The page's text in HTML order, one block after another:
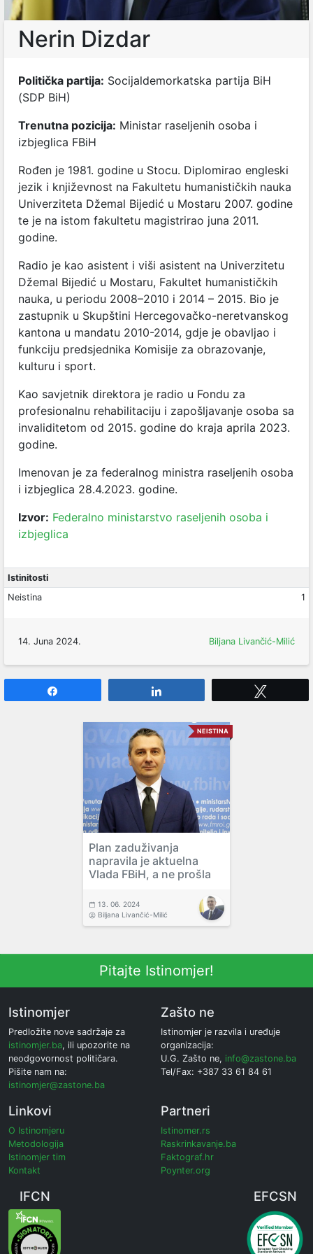
Nerin Dizdar
Politička partija: Socijaldemorkatska partija BiH
(SDP BiH)
Trenutna pozicija: Ministar raseljenih osoba i
izbjeglica FBiH
Rođen je 1981. godine u Stocu. Diplomirao engleski
jezik i književnost na Fakultetu humanističkih nauka
Univerziteta Džemal Bijedić u Mostaru 2007. godine
te je na istom fakultetu magistrirao juna 2011.
godine.
Radio je kao asistent i viši asistent na Univerzitetu
Džemal Bijedić u Mostaru, Fakultet humanističkih
nauka, u periodu 2008–2010 i 2014 – 2015. Bio je
zastupnik u Skupštini Hercegovačko-neretvanskog
kantona u mandatu 2010-2014, gdje je obavljao i
funkciju predsjednika Komisije za obrazovanje,
kulturu i sport.
Kao savjetnik direktora je radio u Fondu za
profesionalnu rehabilitaciju i zapošljavanje osoba sa
invaliditetom od 2015. godine do kraja aprila 2023.
godine.
Imenovan je za federalnog ministra raseljenih osoba
i izbjeglica 28.4.2023. godine.
Izvor: Federalno ministarstvo raseljenih osoba i
izbjeglica
Istinitosti
Neistina
1
14. Juna 2024. Biljana Livančić-Milić
NEISTINA
Plan zaduživanja
napravila je aktuelna
Vlada FBiH, a ne prošla
13. 06. 2024
Biljana Livančić-Milić
Pitajte Istinomjer!
Istinomjer
Predložite nove sadržaje za
istinomjer.ba, ili upozorite na
neodgovornost političara.
Pišite nam na:
istinomjer@zastone.ba
Zašto ne
Istinomjer je razvila i uređuje
organizacija:
U.G. Zašto ne, info@zastone.ba
Tel/Fax: +387 33 61 84 61
Linkovi
O Istinomjeru
Metodologija
Istinomjer tim
Kontakt
Partneri
Istinomer.rs
Raskrinkavanje.ba
Faktograf.hr
Poynter.org
IFCN EFCSN